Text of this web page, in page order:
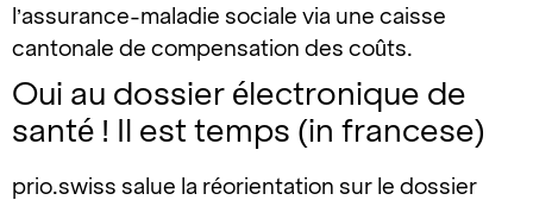
l’assurance-maladie sociale via une caisse
cantonale de compensation des coûts.
Oui au dossier électronique de
santé ! Il est temps (in francese)
prio.swiss salue la réorientation sur le dossier